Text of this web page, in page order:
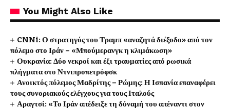
You Might Also Like
CNNi: Ο στρατηγός του Τραμπ «αναζητά διέξοδο» από τον
πόλεμο στο Ιράν – «Μπούμερανγκ η κλιμάκωση»
Ουκρανία: Δύο νεκροί και έξι τραυματίες από ρωσικά
πλήγματα στο Ντνιπροπετρόφσκ
Ανοικτός πόλεμος Μαδρίτης – Ρώμης: Η Ισπανία επαναφέρει
τους συνοριακούς ελέγχους για τους Ιταλούς
Αραγτσί: «Το Ιράν απέδειξε τη δύναμή του απέναντι στον